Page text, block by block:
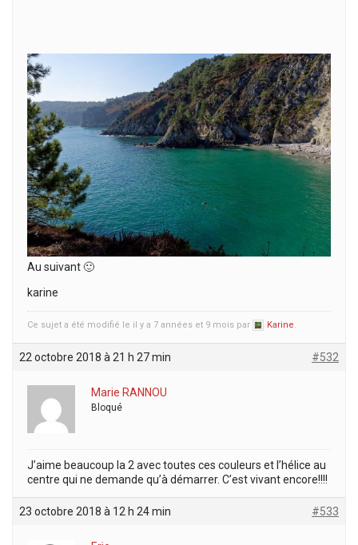
Au suivant 🙂
karine
Ce sujet a été modifié le il y a 7 années et 9 mois par Karine.
22 octobre 2018 à 21 h 27 min #532
Marie RANNOU
Bloqué
J’aime beaucoup la 2 avec toutes ces couleurs et l’hélice au
centre qui ne demande qu’à démarrer. C’est vivant encore!!!!
23 octobre 2018 à 12 h 24 min #533